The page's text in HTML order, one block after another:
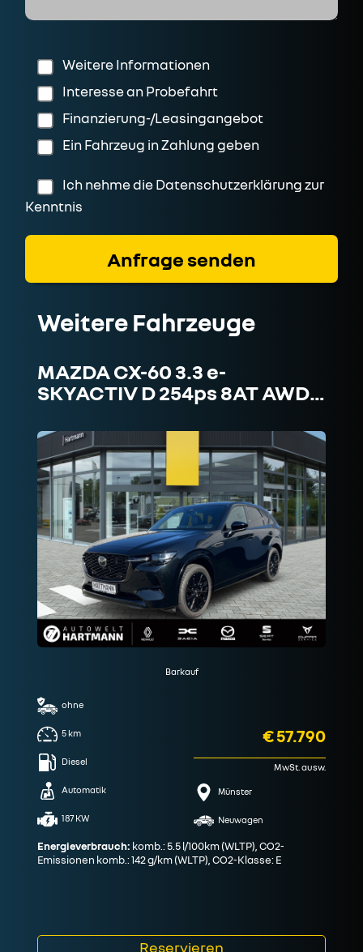
Weitere Informationen
Interesse an Probefahrt
Finanzierung-/Leasingangebot
Ein Fahrzeug in Zahlung geben
Ich nehme dieDatenschutzerklärungzur
Kenntnis
Weitere Fahrzeuge
MAZDA CX-60 3.3 e-
SKYACTIV D 254ps 8AT AWD…
Barkauf
ohne
5km
Diesel
Automatik
187 KW
€ 57.790
MwSt. ausw.
Münster
Neuwagen
Energieverbrauch: komb.: 5.5 l/100km (WLTP), CO2-
Emissionen komb.: 142 g/km (WLTP), CO2-Klasse: E
Reservieren